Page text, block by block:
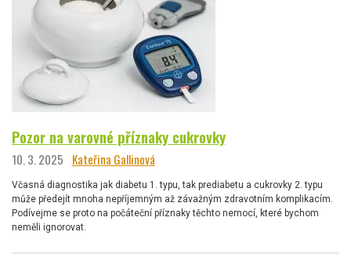
Pozor na varovné příznaky cukrovky
10. 3. 2025 Kateřina Gallinová
Včasná diagnostika jak diabetu 1. typu, tak prediabetu a cukrovky 2. typu
může předejít mnoha nepříjemným až závažným zdravotním komplikacím.
Podívejme se proto na počáteční příznaky těchto nemocí, které bychom
neměli ignorovat.